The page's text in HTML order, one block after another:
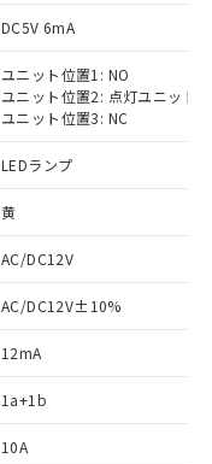
DC5V 6mA
ユニット位置1: NO
ユニット位置2: 点灯ユニット
ユニット位置3: NC
LEDランプ
黄
AC/DC12V
AC/DC12V±10%
12mA
1a+1b
10A